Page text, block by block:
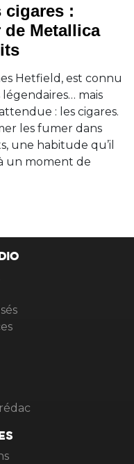
cigares :
Metallica
Hetfield, est connu
légendaires… mais
: les cigares.
les fumer dans
une habitude qu’il
un moment de